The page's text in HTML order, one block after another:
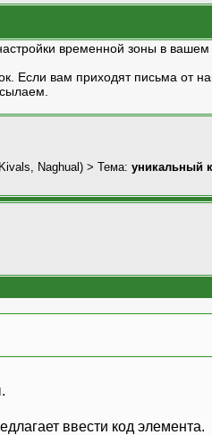
временной зоны в
Если вам приходят письма от
Kivals Naghual) > Тема: уникальный
ввести код элемента.